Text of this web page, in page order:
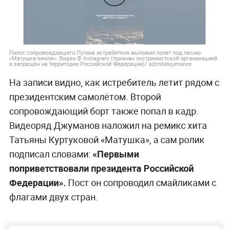
Пилот сопровождавшего Путина истребителя выложил полет под песню
«Матушка-земля». Видео © Instagram (признан экстремистской организацией
и запрещён на территории Российской Федерации)/ azimbekjumanov
На записи видно, как истребитель летит рядом с
президентским самолётом. Второй
сопровождающий борт также попал в кадр.
Видеоряд Джуманов наложил на ремикс хита
Татьяны Куртуковой «Матушка», а сам ролик
подписал словами: «Первыми
поприветствовали президента Российской
Федерации». Пост он сопроводил смайликами с
флагами двух стран.